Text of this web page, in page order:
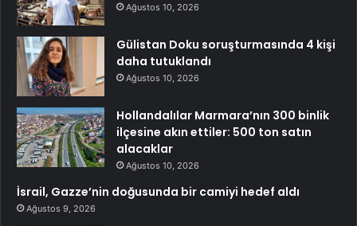
Ağustos 10, 2026
Gülistan Doku soruşturmasında 4 kişi
daha tutuklandı
Ağustos 10, 2026
Hollandalılar Marmara’nın 300 binlik
ilçesine akın ettiler: 500 ton satın
alacaklar
Ağustos 10, 2026
İsrail, Gazze’nin doğusunda bir camiyi hedef aldı
Ağustos 9, 2026